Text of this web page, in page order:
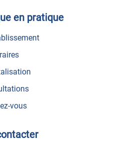
en pratique
vous